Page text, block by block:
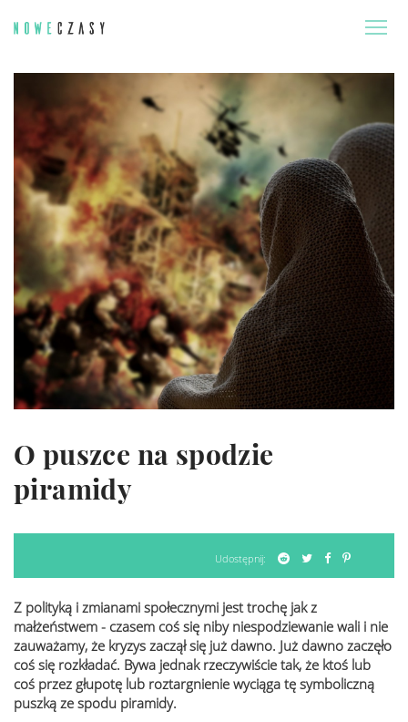
O puszce na spodzie
piramidy
Udostępnij:
Z polityką i zmianami społecznymi jest trochę jak z
małżeństwem - czasem coś się niby niespodziewanie wali i nie
zauważamy, że kryzys zaczął się już dawno. Już dawno zaczęło
coś się rozkładać. Bywa jednak rzeczywiście tak, że ktoś lub
coś przez głupotę lub roztargnienie wyciąga tę symboliczną
puszką ze spodu piramidy.